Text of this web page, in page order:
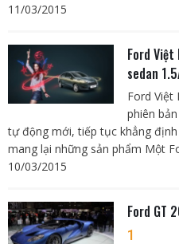
11/03/2015
Ford
sedan
Ford Việt
phiên
tự động mới, tiếp tục khẳng
mang lại những sản phẩm Một
10/03/2015
Ford GT
1